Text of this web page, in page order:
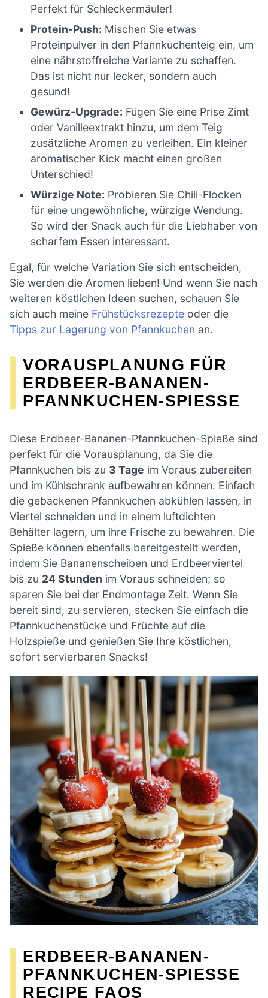
Perfekt für Schleckermäuler!
Protein-Push: Mischen Sie etwas
Proteinpulver in den Pfannkuchenteig ein, um
eine nährstoffreiche Variante zu schaffen.
Das ist nicht nur lecker, sondern auch
gesund!
Gewürz-Upgrade: Fügen Sie eine Prise Zimt
oder Vanilleextrakt hinzu, um dem Teig
zusätzliche Aromen zu verleihen. Ein kleiner
aromatischer Kick macht einen großen
Unterschied!
Würzige Note: Probieren Sie Chili-Flocken
für eine ungewöhnliche, würzige Wendung.
So wird der Snack auch für die Liebhaber von
scharfem Essen interessant.
Egal, für welche Variation Sie sich entscheiden,
Sie werden die Aromen lieben! Und wenn Sie nach
weiteren köstlichen Ideen suchen, schauen Sie
sich auch meine Frühstücksrezepte oder die
Tipps zur Lagerung von Pfannkuchen an.
VORAUSPLANUNG FÜR
ERDBEER-BANANEN-
PFANNKUCHEN-SPIESSE
Diese Erdbeer-Bananen-Pfannkuchen-Spieße sind
perfekt für die Vorausplanung, da Sie die
Pfannkuchen bis zu 3 Tage im Voraus zubereiten
und im Kühlschrank aufbewahren können. Einfach
die gebackenen Pfannkuchen abkühlen lassen, in
Viertel schneiden und in einem luftdichten
Behälter lagern, um ihre Frische zu bewahren. Die
Spieße können ebenfalls bereitgestellt werden,
indem Sie Bananenscheiben und Erdbeerviertel
bis zu 24 Stunden im Voraus schneiden; so
sparen Sie bei der Endmontage Zeit. Wenn Sie
bereit sind, zu servieren, stecken Sie einfach die
Pfannkuchenstücke und Früchte auf die
Holzspieße und genießen Sie Ihre köstlichen,
sofort servierbaren Snacks!
ERDBEER-BANANEN-
PFANNKUCHEN-SPIESSE R
ECIPE FAQS